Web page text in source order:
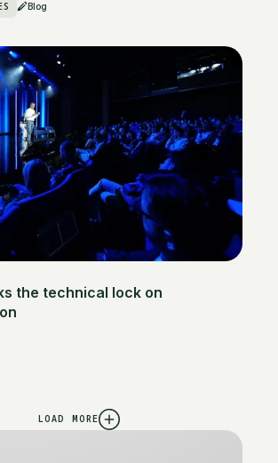
Blog
the technical lock on
LOAD MORE